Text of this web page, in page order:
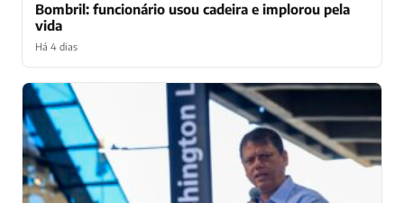
Bombril: funcionário usou cadeira e implorou pela
vida
Há 4 dias